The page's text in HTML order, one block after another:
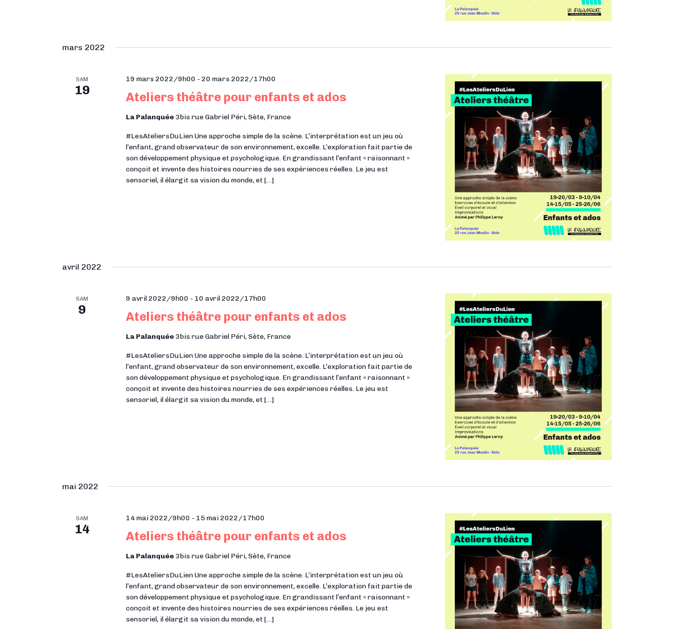
mars 2022
SAM
19 Ateliers théâtre pour enfants et ados
19 mars 2022/9h00 -20 mars 2022/17h00
La Palanquée3bis rue Gabriel Péri, Sète, France
#LesAteliersDuLien Une approche simple de la scène. L’interprétation est un jeu où
l’enfant, grand observateur de son environnement, excelle. L’exploration fait partie de
son développement physique et psychologique. En grandissant l’enfant « raisonnant »
conçoit et invente des histoires nourries de ses expériences réelles. Le jeu est
sensoriel, il élargit sa vision du monde, et […]
avril 2022
SAM
9 Ateliers théâtre pour enfants et ados
9 avril 2022/9h00 - 10 avril 2022/17h00
La Palanquée3bis rue Gabriel Péri, Sète, France
#LesAteliersDuLien Une approche simple de la scène. L’interprétation est un jeu où
l’enfant, grand observateur de son environnement, excelle. L’exploration fait partie de
son développement physique et psychologique. En grandissant l’enfant « raisonnant »
conçoit et invente des histoires nourries de ses expériences réelles. Le jeu est
sensoriel, il élargit sa vision du monde, et […]
mai 2022
SAM
14 Ateliers théâtre pour enfants et ados
14 mai 2022/9h00 - 15 mai 2022/17h00
La Palanquée3bis rue Gabriel Péri, Sète, France
#LesAteliersDuLien Une approche simple de la scène. L’interprétation est un jeu où
l’enfant, grand observateur de son environnement, excelle. L’exploration fait partie de
son développement physique et psychologique. En grandissant l’enfant « raisonnant »
conçoit et invente des histoires nourries de ses expériences réelles. Le jeu est
sensoriel, il élargit sa vision du monde, et […]